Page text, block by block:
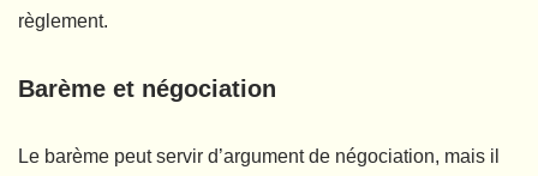
règlement.
Barème et négociation
Le barème peut servir d’argument de négociation, mais il